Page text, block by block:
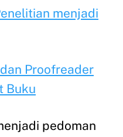
menjadi
Proofreader
Buku
pedoman